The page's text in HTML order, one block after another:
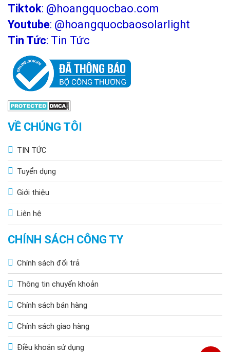
Tiktok: @hoangquocbao.com
Youtube: @hoangquocbaosolarlight
Tin Tức: Tin Tức
VỀ CHÚNG TÔI
TIN TỨC
Tuyển dụng
Giới thiệu
Liên hệ
CHÍNH SÁCH CÔNG TY
Chính sách đổi trả
Thông tin chuyển khoản
Chính sách bán hàng
Chính sách giao hàng
Điều khoản sử dụng